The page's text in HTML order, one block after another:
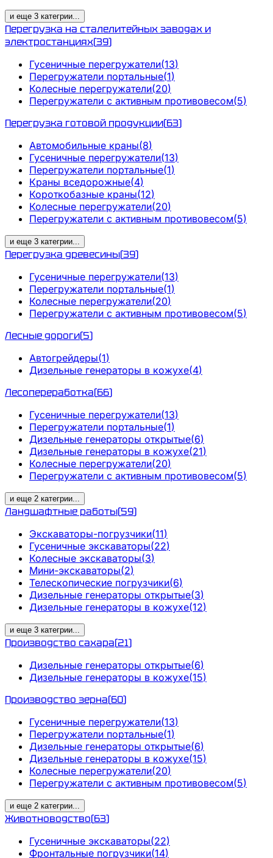
и еще 3 категрии...
Перегрузка на сталелитейных заводах и
электростанциях(39)
Гусеничные перегружатели(13)
Перегружатели портальные(1)
Колесные перегружатели(20)
Перегружатели с активным противовесом(5)
Перегрузка готовой продукции(63)
Автомобильные краны(8)
Гусеничные перегружатели(13)
Перегружатели портальные(1)
Краны вседорожные(4)
Короткобазные краны(12)
Колесные перегружатели(20)
Перегружатели с активным противовесом(5)
и еще 3 категрии...
Перегрузка древесины(39)
Гусеничные перегружатели(13)
Перегружатели портальные(1)
Колесные перегружатели(20)
Перегружатели с активным противовесом(5)
Лесные дороги(5)
Автогрейдеры(1)
Дизельные генераторы в кожухе(4)
Лесопереработка(66)
Гусеничные перегружатели(13)
Перегружатели портальные(1)
Дизельные генераторы открытые(6)
Дизельные генераторы в кожухе(21)
Колесные перегружатели(20)
Перегружатели с активным противовесом(5)
и еще 2 категрии...
Ландшафтные работы(59)
Экскаваторы-погрузчики(11)
Гусеничные экскаваторы(22)
Колесные экскаваторы(3)
Мини-экскаваторы(2)
Телескопические погрузчики(6)
Дизельные генераторы открытые(3)
Дизельные генераторы в кожухе(12)
и еще 3 категрии...
Производство сахара(21)
Дизельные генераторы открытые(6)
Дизельные генераторы в кожухе(15)
Производство зерна(60)
Гусеничные перегружатели(13)
Перегружатели портальные(1)
Дизельные генераторы открытые(6)
Дизельные генераторы в кожухе(15)
Колесные перегружатели(20)
Перегружатели с активным противовесом(5)
и еще 2 категрии...
Животноводство(63)
Гусеничные экскаваторы(22)
Фронтальные погрузчики(14)